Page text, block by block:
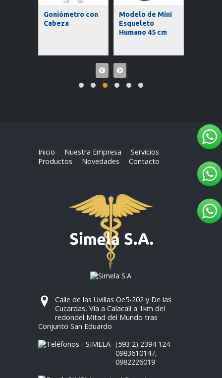
Goniómetro con
Cabeza
Modelo de Mini
Esqueleto
Humano 45 cm
Inicio Nuestra Empresa
Servicios
Productos
Novedades Contacto
Calle de las Uvillas Oe5-202 y De las
Cucardas, Vía a Calacalí a 1km del
redondel Mitad del Mundo tras
Conjunto San Eduardo
(593 2) 2394 124
0983610147,
0982226019